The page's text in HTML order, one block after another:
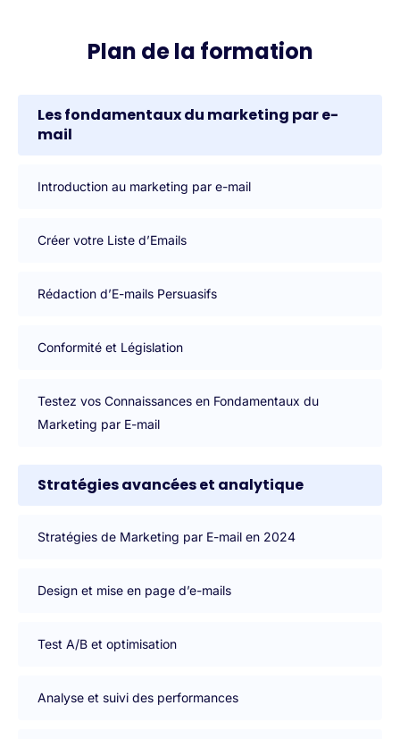
Plan de la formation
Les fondamentaux du marketing par e-
mail
Introduction au marketing par e-mail
Créer votre Liste d’Emails
Rédaction d’E-mails Persuasifs
Conformité et Législation
Testez vos Connaissances en Fondamentaux du
Marketing par E-mail
Stratégies avancées et analytique
Stratégies de Marketing par E-mail en 2024
Design et mise en page d’e-mails
Test A/B et optimisation
Analyse et suivi des performances